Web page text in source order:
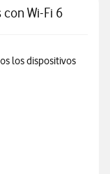
Wi-Fi 6
sobre Wi-Fi 6
los dispositivos